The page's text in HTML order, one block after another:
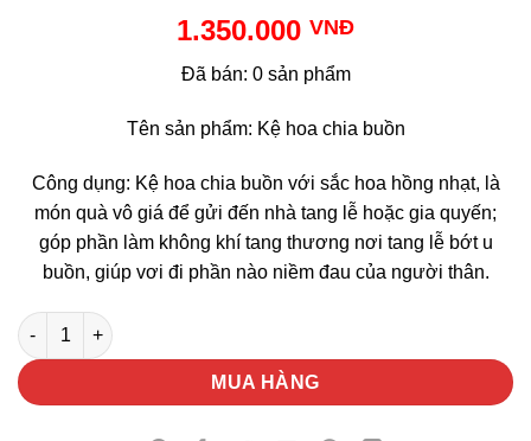
1.350.000 VNĐ
Đã bán: 0 sản phẩm
Tên sản phẩm: Kệ hoa chia buồn
Công dụng: Kệ hoa chia buồn với sắc hoa hồng nhạt, là
món quà vô giá để gửi đến nhà tang lễ hoặc gia quyến;
góp phần làm không khí tang thương nơi tang lễ bớt u
buồn, giúp vơi đi phần nào niềm đau của người thân.
Kệ Hoa Chia Buồn số lượng
MUA HÀNG